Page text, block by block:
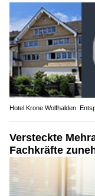
Hotel Krone Wolfhalden:
Versteckte
Fachkräfte